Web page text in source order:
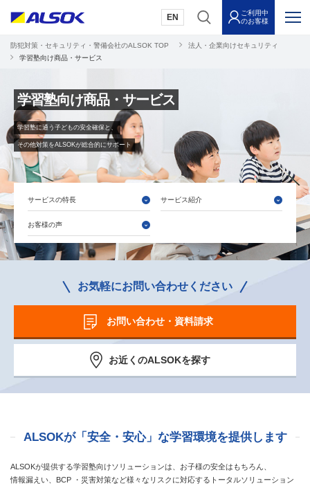
EN
ご利用中
のお客様
防犯対策・セキュリティ・警備会社のALSOK TOP
法人・企業向けセキュリティ
学習塾向け商品・サービス
学習塾向け商品・サービス
学習塾に通う子どもの安全確保と、
その他対策をALSOKが総合的にサポート
サービスの特長 サービス紹介
お客様の声
お気軽にお問い合わせください
お問い合わせ・資料請求
お近くのALSOKを探す
ALSOKが「安全・安心」な学習環境を提供します
ALSOKが提供する学習塾向けソリューションは、お子様の安全はもちろん、
情報漏えい、BCP ・災害対策など様々なリスクに対応するトータルソリューション